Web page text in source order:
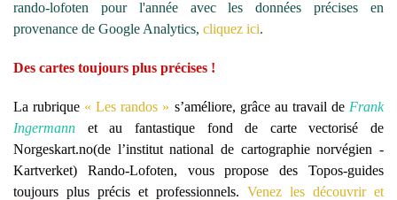
rando-lofoten pour l'année avec les données précises en
provenance de Google Analytics, cliquez ici.
Des cartes toujours plus précises !
La rubrique « Les randos » s’améliore, grâce au travail de Frank
Ingermann et au fantastique fond de carte vectorisé de
Norgeskart.no(de l’institut national de cartographie norvégien -
Kartverket) Rando-Lofoten, vous propose des Topos-guides
toujours plus précis et professionnels. Venez les découvrir et